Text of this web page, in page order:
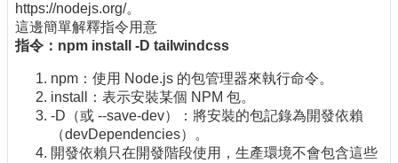
https://nodejs.org/。
這邊簡單解釋指令用意
指令：npm install -D tailwindcss
npm：使用 Node.js 的包管理器來執行命令。
install：表示安裝某個 NPM 包。
-D（或 --save-dev）：將安裝的包記錄為開發依賴
（devDependencies）。
開發依賴只在開發階段使用，生產環境不會包含這些